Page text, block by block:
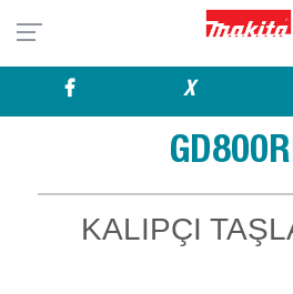
X
KALIPÇI